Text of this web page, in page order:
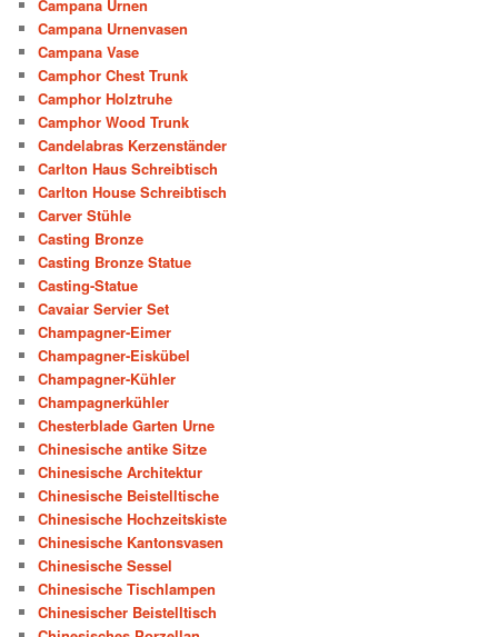
Campana Urnen
Campana Urnenvasen
Campana Vase
Camphor Chest Trunk
Camphor Holztruhe
Camphor Wood Trunk
Candelabras Kerzenständer
Carlton Haus Schreibtisch
Carlton House Schreibtisch
Carver Stühle
Casting Bronze
Casting Bronze Statue
Casting-Statue
Cavaiar Servier Set
Champagner-Eimer
Champagner-Eiskübel
Champagner-Kühler
Champagnerkühler
Chesterblade Garten Urne
Chinesische antike Sitze
Chinesische Architektur
Chinesische Beistelltische
Chinesische Hochzeitskiste
Chinesische Kantonsvasen
Chinesische Sessel
Chinesische Tischlampen
Chinesischer Beistelltisch